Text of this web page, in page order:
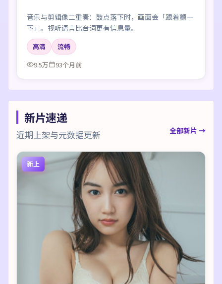
音乐与剪辑像二重奏：鼓点落下时，画面会「跟着颤一
下」。视听语言比台词更有信息量。
高清
流畅
9.5万
93个月前
新片速递
近期上架与元数据更新 全部新片 →
新上